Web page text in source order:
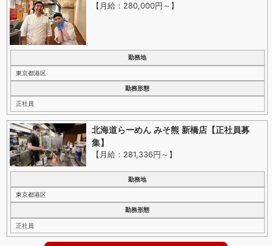
【月給：280,000円～ 】
勤務地
東京都港区
勤務形態
正社員
北海道らーめん みそ熊 新橋店【正社員募
集】
【月給：281,336円～ 】
勤務地
東京都港区
勤務形態
正社員